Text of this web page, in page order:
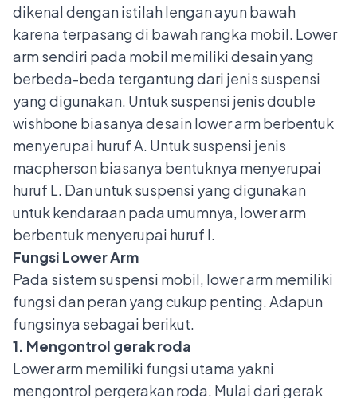
dikenal dengan istilah lengan ayun bawah
karena terpasang di bawah rangka mobil. Lower
arm sendiri pada mobil memiliki desain yang
berbeda-beda tergantung dari jenis suspensi
yang digunakan. Untuk suspensi jenis double
wishbone biasanya desain lower arm berbentuk
menyerupai huruf A. Untuk suspensi jenis
macpherson biasanya bentuknya menyerupai
huruf L. Dan untuk suspensi yang digunakan
untuk kendaraan pada umumnya, lower arm
berbentuk menyerupai huruf I.
Fungsi Lower Arm
Pada sistem suspensi mobil, lower arm memiliki
fungsi dan peran yang cukup penting. Adapun
fungsinya sebagai berikut.
1. Mengontrol gerak roda
Lower arm memiliki fungsi utama yakni
mengontrol pergerakan roda. Mulai dari gerak